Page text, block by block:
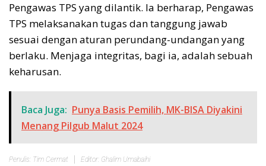
Pengawas TPS yang dilantik. Ia berharap, Pengawas
TPS melaksanakan tugas dan tanggung jawab
sesuai dengan aturan perundang-undangan yang
berlaku. Menjaga integritas, bagi ia, adalah sebuah
keharusan.
Baca Juga: Punya Basis Pemilih, MK-BISA Diyakini
Menang Pilgub Malut 2024
Penulis: Tim Cermat Editor: Ghalim Umabaihi